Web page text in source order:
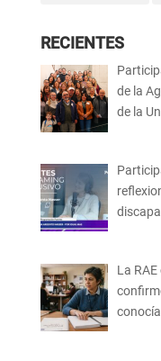
RECIENTES
de la
de la
La